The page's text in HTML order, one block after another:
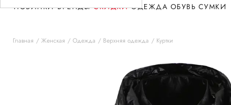
НОВИНКИ БРЕНДЫ СКИДКИ ОДЕЖДА ОБУВЬ СУМКИ
Главная Женская Одежда Верхняя одежда Куртки